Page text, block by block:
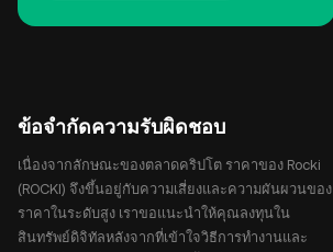
ข้อจำกัดความรับผิดชอบ
เนื่องจากลักษณะของตลาดคริปโต ราคาของ Rocki
(ROCKI) จึงขึ้นอยู่กับความเสี่ยงและความผันผวนของ
ราคาในระดับสูง เราขอแนะนำให้คุณลงทุนใน
สินทรัพย์ดิจิทัลหลังจากที่เข้าใจวิธีการทำงานและ